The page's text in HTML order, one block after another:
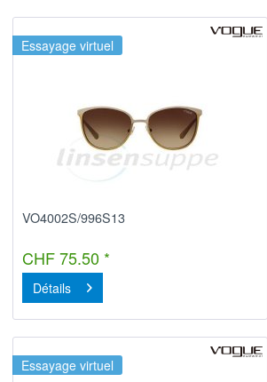
Essayage virtuel
VO4002S/996S13
CHF 75.50 *
Détails
Essayage virtuel